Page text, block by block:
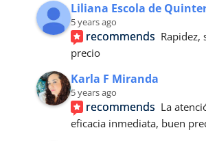
Liliana Escola de
5 years ago
recommends Rapidez,
precio
Karla F Miranda
5 years ago
recommends La
eficacia inmediata, buen